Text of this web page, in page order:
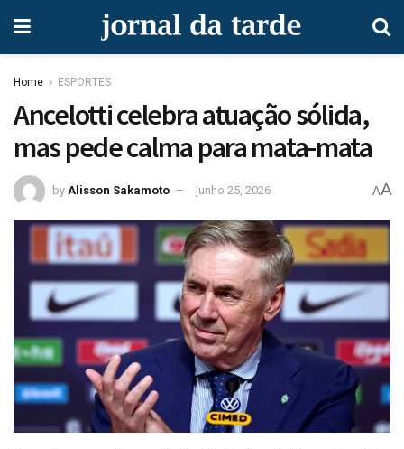
Home ESPORTES
Ancelotti celebra atuação sólida,
mas pede calma para mata-mata
by Alisson Sakamoto junho 25, 2026 AA